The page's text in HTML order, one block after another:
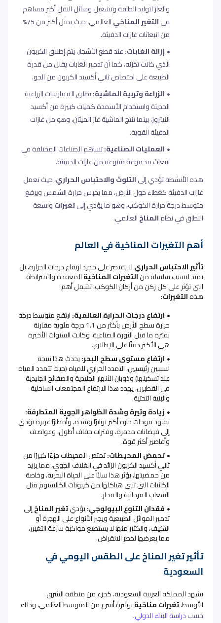
والغاز لتوليد الطاقة وتشغيل وسائل النقل أكبر مساهم
فيالتغير المناخي
العالمي، حيث يمثل أكثر من 75%
من انبعاثات غازات الدفيئة.
إزالة الغابات:عند قطع الأشجار، يتم إطلاق الكربون
الذي كانت تخزنه، كما أن تدمير الغابات يقلل من قدرة
الطبيعة على امتصاص ثاني أكسيد الكربون من الجو.
الزراعة وتربية الماشية:تطلق الممارسات الزراعية
الحديثة واستخدام الأسمدة كميات كبيرة من أكسيد
النيتروز، بينما تنتج الماشية غاز الميثان، وهو من غازات
الدفيئة القوية.
العمليات الصناعية:تساهم الصناعات المختلفة في
انبعاث مجموعة متنوعة من غازات الدفيئة.
هذه الأنشطة تؤدي إلىالتلوث والاحتباس الحراري، حيث تعمل
غازات الدفيئة كغطاء حول الأرض، مما يحبس حرارة الشمس ويرفع
متوسط درجة حرارة الكوكب، وهو ما يؤدي إلىتغيراتواسعة
النطاق في نظامالمناخالعالمي.
أهم التغيرات المناخية في العالم
تأثير الاحتباس الحراريلا يقتصر على مجرد ارتفاع درجات الحرارة، بل
يمتد ليسبب سلسلة منالتغيرات المناخيةالمعقدة والمترابطة
التي تؤثر على كل ركن من أركان الكوكب، تشمل أهم
هذهالتغيرات:
ارتفاع درجات الحرارة العالمية:ارتفع متوسط درجة
حرارة سطح الأرض بأكثر من 1.1 درجة مئوية مقارنة
بفترة ما قبل الثورة الصناعية، وكانت السنوات الأخيرة
هي الأكثر دفئًا على الإطلاق.
ارتفاع مستوى سطح البحر:يحدث هذا نتيجة
لسببين رئيسيين، التمدد الحراري للمياه (حيث تتمدد المياه
عند تسخينها) وذوبان الأنهار الجليدية والصفائح الجليدية
في القطبين، يهدد هذا الارتفاع المجتمعات الساحلية
والبنية التحتية.
زيادة وتيرة وشدة الظواهر الجوية المتطرفة:
نشهد موجات حارة أكثر تواترًا وشدة، وأمطارًا غزيرة تؤدي
إلى فيضانات مدمرة، وفترات جفاف أطول، وعواصف
وأعاصير أكثر قوة.
تحمض المحيطات:تمتص المحيطات جزءًا كبيرًا من
ثاني أكسيد الكربون الزائد في الغلاف الجوي، مما يزيد
من حمضيتها، يؤثر هذا سلبًا على الحياة البحرية، وخاصة
الكائنات التي تبني هياكلها من كربونات الكالسيوم مثل
الشعاب المرجانية والمحار.
فقدان التنوع البيولوجي:يؤديتغير المناخإلى
تدمير الموائل الطبيعية ويجبر الأنواع على الهجرة أو
التكيف، والكثير منها لا يستطيع مواكبة سرعة التغيير،
مما يعرضها لخطر الانقراض.
تأثير تغير المناخ على الطقس اليومي في
السعودية
تشهد المملكة العربية السعودية، كجزء من منطقة الشرق
الأوسط،تغيرات مناخيةبوتيرة أسرع من المتوسط العالمي، وذلك
حسبدراسة البنك الدولي.